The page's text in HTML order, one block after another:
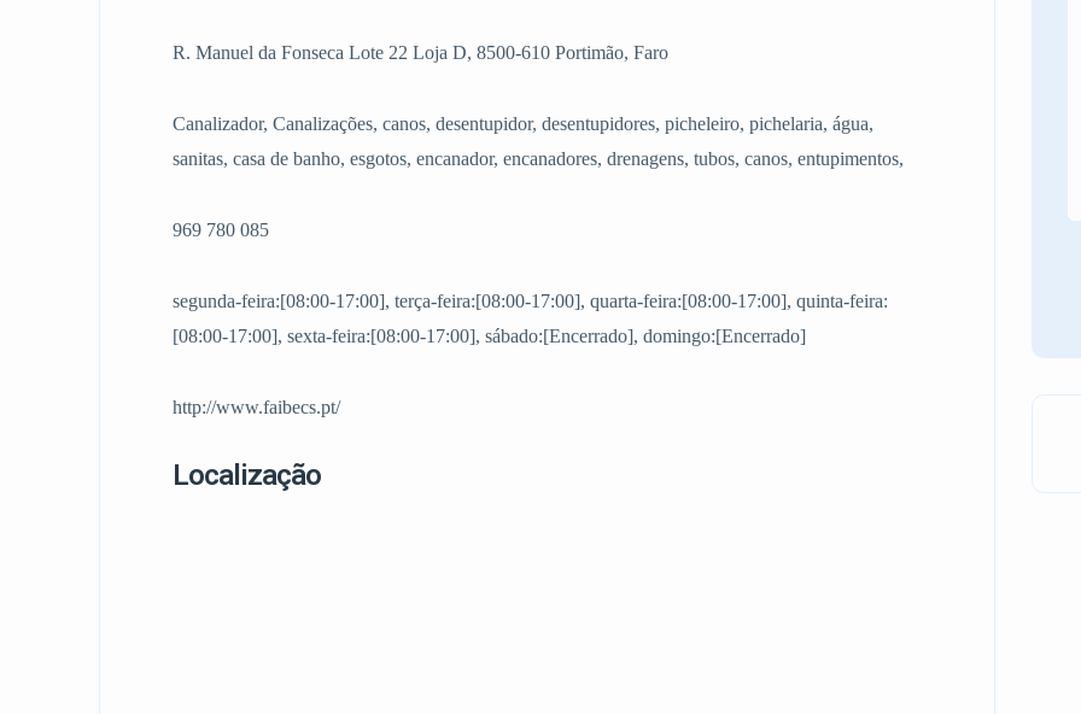
R. Manuel da Fonseca Lote 22 Loja D, 8500-610 Portimão, Faro
Canalizador, Canalizações, canos, desentupidor, desentupidores, picheleiro, pichelaria, água,
sanitas, casa de banho, esgotos, encanador, encanadores, drenagens, tubos, canos, entupimentos,
969 780 085
segunda-feira:[08:00-17:00], terça-feira:[08:00-17:00], quarta-feira:[08:00-17:00], quinta-feira:
[08:00-17:00], sexta-feira:[08:00-17:00], sábado:[Encerrado], domingo:[Encerrado]
http://www.faibecs.pt/
Localização